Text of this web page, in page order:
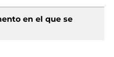
en el que se